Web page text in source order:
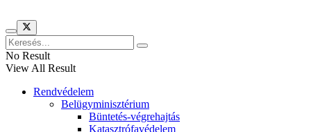
No Result
View All Result
Rendvédelem
Belügyminisztérium
Büntetés-végrehajtás
Katasztrófavédelem